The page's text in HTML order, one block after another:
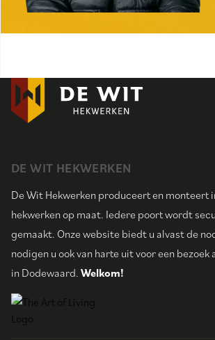
DE WIT HEKWERKEN
De Wit Hekwerken produceert en monteert
hekwerken op maat. Iedere poort wordt
gemaakt. Onze website biedt u alvast de
nodigen u ook van harte uit voor een bezoek
in Dodewaard. Welkom!